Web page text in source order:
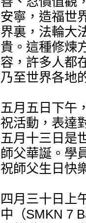
安寧，造福世
界裏，法輪大
貴。這種修煉
容，許多人都
乃至世界各地
五月五日下午
祝活動，表達
五月十三日是
師父華誕。學
祝師父生日快
四月三十日上
中（SMKN 7